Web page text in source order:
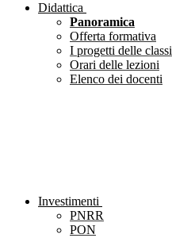
Didattica
Panoramica
Offerta formativa
I progetti delle classi
Orari delle lezioni
Elenco dei docenti
Investimenti
PNRR
PON